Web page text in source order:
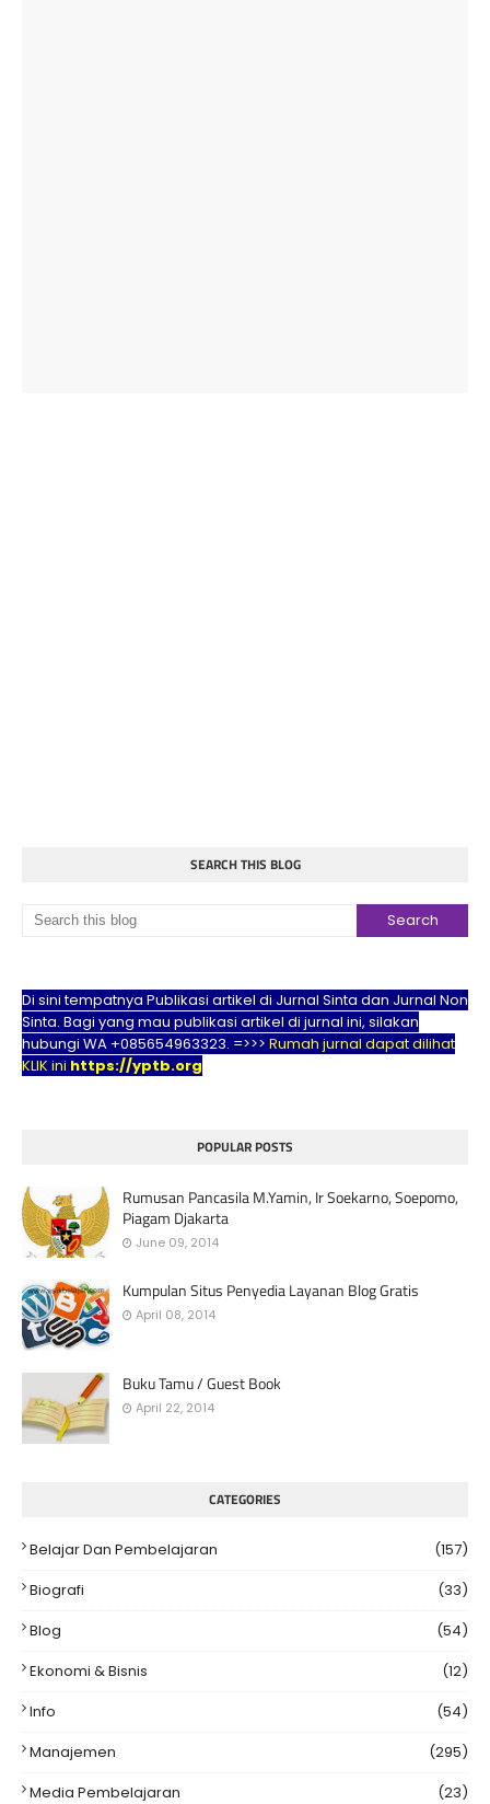
SEARCH THIS BLOG
Di sini tempatnya Publikasi artikel di Jurnal Sinta dan Jurnal Non
Sinta. Bagi yang mau publikasi artikel di jurnal ini, silakan
hubungi WA +085654963323. =>>> Rumah jurnal dapat dilihat
KLIK ini https://yptb.org
POPULAR POSTS
Rumusan Pancasila M.Yamin, Ir Soekarno, Soepomo,
Piagam Djakarta
June 09, 2014
Kumpulan Situs Penyedia Layanan Blog Gratis
April 08, 2014
Buku Tamu / Guest Book
April 22, 2014
CATEGORIES
Belajar Dan Pembelajaran
(157)
Biografi
(33)
Blog
(54)
Ekonomi & Bisnis
(12)
Info
(54)
Manajemen
(295)
Media Pembelajaran
(23)